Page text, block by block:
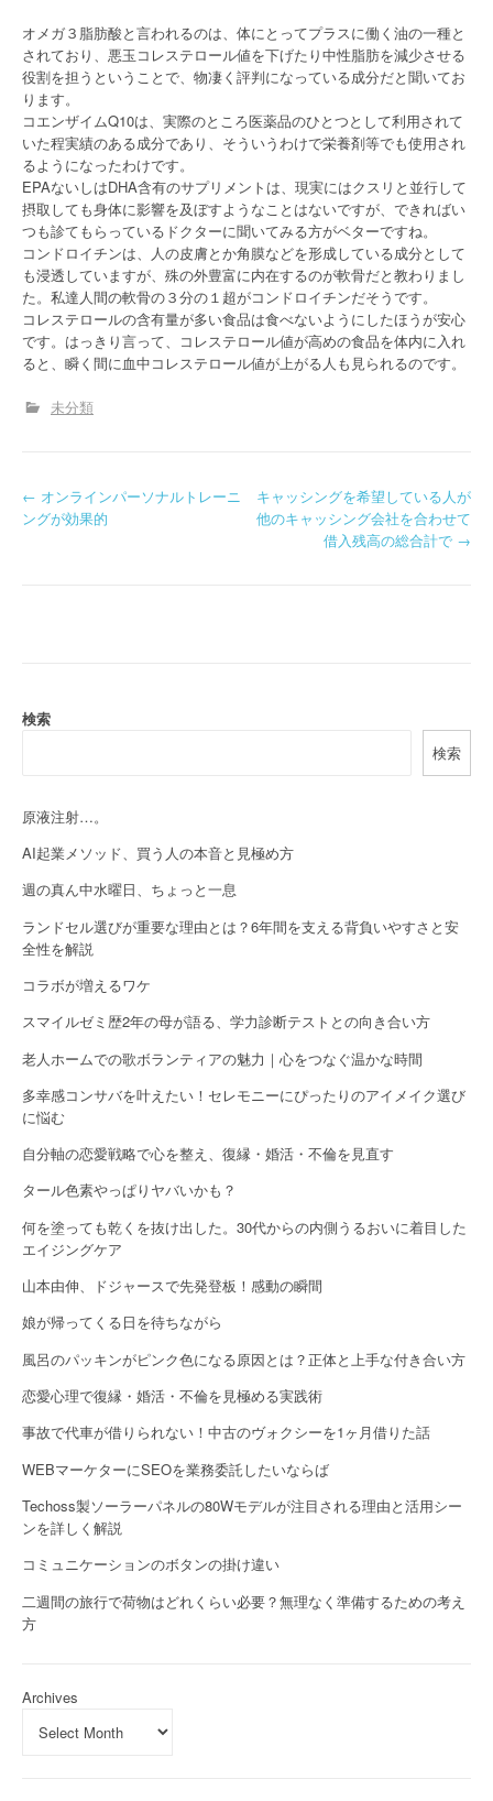
オメガ３脂肪酸と言われるのは、体にとってプラスに働く油の一種と
されており、悪玉コレステロール値を下げたり中性脂肪を減少させる
役割を担うということで、物凄く評判になっている成分だと聞いてお
ります。
コエンザイムQ10は、実際のところ医薬品のひとつとして利用されて
いた程実績のある成分であり、そういうわけで栄養剤等でも使用され
るようになったわけです。
EPAないしはDHA含有のサプリメントは、現実にはクスリと並行して
摂取しても身体に影響を及ぼすようなことはないですが、できればい
つも診てもらっているドクターに聞いてみる方がベターですね。
コンドロイチンは、人の皮膚とか角膜などを形成している成分として
も浸透していますが、殊の外豊富に内在するのが軟骨だと教わりまし
た。私達人間の軟骨の３分の１超がコンドロイチンだそうです。
コレステロールの含有量が多い食品は食べないようにしたほうが安心
です。はっきり言って、コレステロール値が高めの食品を体内に入れ
ると、瞬く間に血中コレステロール値が上がる人も見られるのです。
未分類
P
a
g
a
t
i
o
n
← オンラインパーソナルトレーニ
ングが効果的
キャッシングを希望している人が
他のキャッシング会社を合わせて
借入残高の総合計で →
検索
検索
原液注射…。
AI起業メソッド、買う人の本音と見極め方
週の真ん中水曜日、ちょっと一息
ランドセル選びが重要な理由とは？6年間を支える背負いやすさと安
全性を解説
コラボが増えるワケ
スマイルゼミ歴2年の母が語る、学力診断テストとの向き合い方
老人ホームでの歌ボランティアの魅力｜心をつなぐ温かな時間
多幸感コンサバを叶えたい！セレモニーにぴったりのアイメイク選び
に悩む
自分軸の恋愛戦略で心を整え、復縁・婚活・不倫を見直す
タール色素やっぱりヤバいかも？
何を塗っても乾くを抜け出した。30代からの内側うるおいに着目した
エイジングケア
山本由伸、ドジャースで先発登板！感動の瞬間
娘が帰ってくる日を待ちながら
風呂のパッキンがピンク色になる原因とは？正体と上手な付き合い方
恋愛心理で復縁・婚活・不倫を見極める実践術
事故で代車が借りられない！中古のヴォクシーを1ヶ月借りた話
WEBマーケターにSEOを業務委託したいならば
Techoss製ソーラーパネルの80Wモデルが注目される理由と活用シー
ンを詳しく解説
コミュニケーションのボタンの掛け違い
二週間の旅行で荷物はどれくらい必要？無理なく準備するための考え
方
Archives